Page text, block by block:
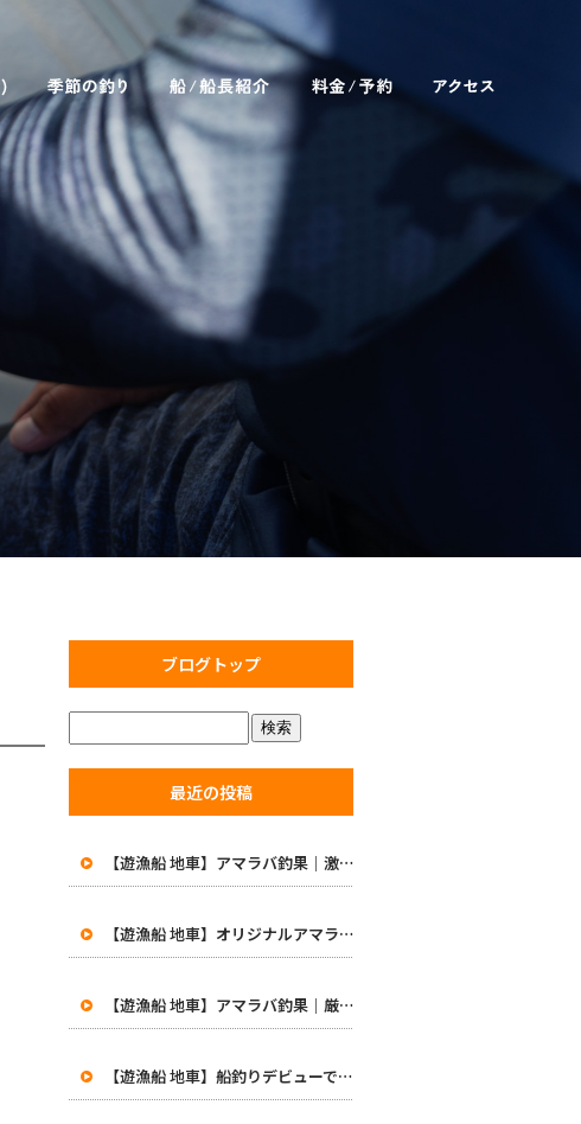
ブログトップ
最近の投稿
【遊漁船 地車】アマラバ釣果｜激渋の中で価値ある一匹！初めての48cm白甘鯛に笑顔
【遊漁船 地車】オリジナルアマラバロッドがついに完成！8月1日より販売開始
【遊漁船 地車】アマラバ釣果｜厳しい一日…49.5cmの良型白甘鯛をキャッチ
【遊漁船 地車】船釣りデビューで47cm！初めてのアマラバで大興奮の一日